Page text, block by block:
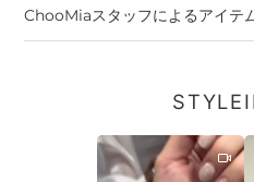
ChooMiaスタッフによるアイテ